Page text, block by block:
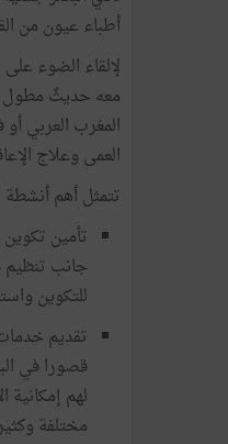
أطباء عيون من
لإلقاء الضوء
معه حديثٌ مطول
المغرب العربي
العمى وعلاج
تتمثل أهم
تأمين
جانب تنظيم
للتكوين
تقديم
قصورا في
لهم إمكانية
مختلفة